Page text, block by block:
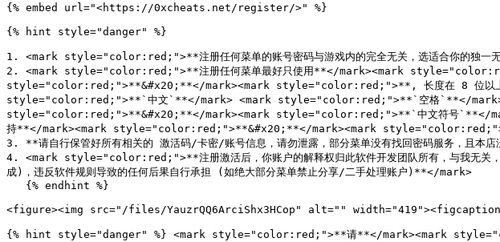
{% embed url="<https://0xcheats.net/register/>" %}
{% hint style="danger" %}
1. <mark style="color:red;">**注册任何菜单的账号密码与游戏内的完全无关，选适合你的独一无
2. <mark style="color:red;">**注册任何菜单最好只使用**</mark><mark
style="color:red;">**&#x20;**</mark><mark style="color:red;">**, 长度在 8 位以
style="color:red;">**`中文`**</mark> <mark style="color:red;">**`空格`**</
style="color:red;">**&#x20;**</mark><mark style="color:red;">**`中文符号`**</
持**</mark><mark style="color:red;">**&#x20;**</mark><mark
3. **请自行保管好所有相关的 激活码/卡密/账号信息，请勿泄露，部分菜单没有找回密码服务，且本
4. <mark style="color:red;">**注册激活后，你账户的解释权归此软件开发团队所有，与我无关，请
成)，违反软件规则导致的任何后果自行承担 (如绝大部分菜单禁止分享/二手处理账户)**</mark>
<figure><img src="/files/YauzrQQ6ArciShx3HCop" alt=""
{% hint style="danger" %} <mark style="color:red;">**请**</mark><mark